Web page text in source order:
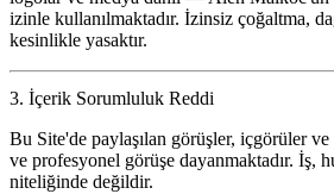
izinle kullanılmaktadır. İzinsiz çoğaltma,
kesinlikle yasaktır.
3. İçerik Sorumluluk Reddi
Bu Site'de paylaşılan görüşler, içgörüler
ve profesyonel görüşe dayanmaktadır. İş,
niteliğinde değildir.